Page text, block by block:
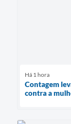
Há 1 hora
Contagem
contra a